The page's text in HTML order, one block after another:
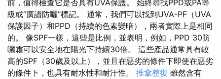
前，值得檢查它是否具有UVA保護。 始終尋找PPD或PA等
級或“廣譜防曬”標記。 通常，我們可以找到UVA-PF（UVA
保護因子）和PPD（持續的色素變暗），兩者實際上是相同
的。 像SPF一樣，這些是比例，並表明，例如，PPD 30防
曬霜可以安全地在陽光下持續30倍。 這些產品通常具有較
高的SPF（30歲及以上），並且在惡劣的條件下即使在惡劣
的條件下，也具有耐水性和耐汗性。 推拿整復 雖然含有